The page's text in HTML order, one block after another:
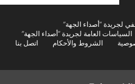
لجريدة “أصداء الجهة”
السياسات العامة لجريدة “أصداء الجهة”
الشروط والأحكام اتصل بنا